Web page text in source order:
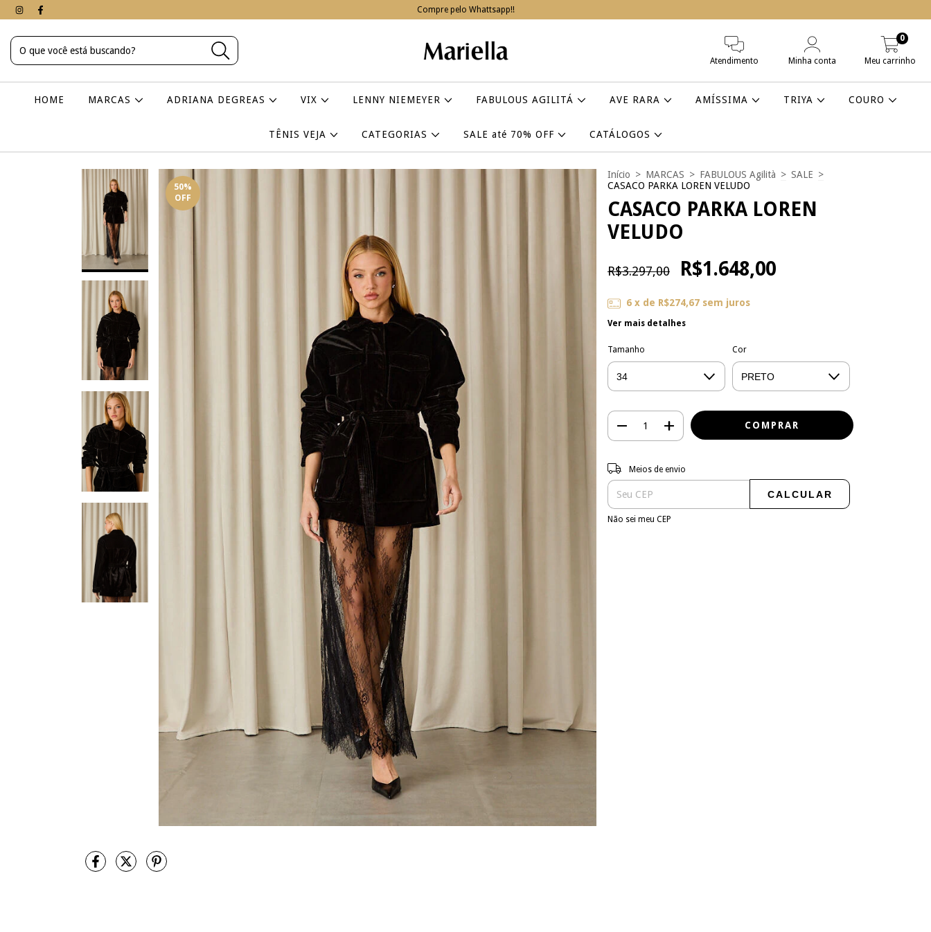
Compre pelo Whattsapp!!
Atendimento Minha conta Meu carrinho
0
HOME MARCAS ADRIANA DEGREAS VIX LENNY NIEMEYER FABULOUS AGILITÁ AVE RARA AMÍSSIMA TRIYA COURO
TÊNIS VEJA CATEGORIAS SALE até 70% OFF CATÁLOGOS
50%
OFF
Início > MARCAS > FABULOUS Agilità > SALE >
CASACO PARKA LOREN VELUDO
CASACO PARKA LOREN
VELUDO
R$3.297,00 R$1.648,00
6 x de R$274,67 sem juros
Ver mais detalhes
Tamanho Cor
Entregas para o CEP:
Meios de envio
CALCULAR
Não sei meu CEP